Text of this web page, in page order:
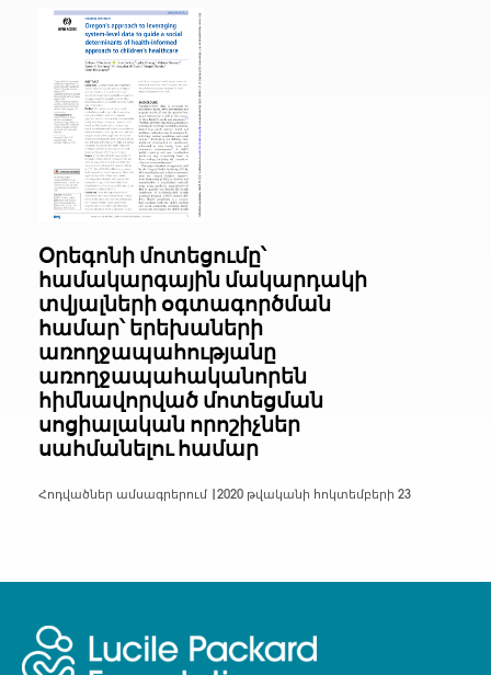
Օրեգոնի մոտեցումը՝
համակարգային մակարդակի
տվյալների օգտագործման
համար՝ երեխաների
առողջապահությանը
առողջապահականորեն
հիմնավորված մոտեցման
սոցիալական որոշիչներ
սահմանելու համար
Հոդվածներ ամսագրերում | 2020 թվականի հոկտեմբերի 23